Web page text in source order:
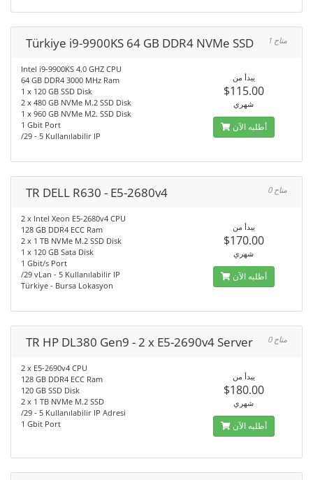
Türkiye i9-9900KS 64 GB DDR4 NVMe SSD 1 متاح
Intel i9-9900KS 4.0 GHZ CPU
64 GB DDR4 3000 MHz Ram
1 x 120 GB SSD Disk
2 x 480 GB NVMe M.2 SSD Disk
1 x 960 GB NVMe M2. SSD Disk
1 Gbit Port
/29 - 5 Kullanılabilir IP
يبدأ من
$115.00
شهري
أطلبه الآن
TR DELL R630 - E5-2680v4 0 متاح
2 x Intel Xeon E5-2680v4 CPU
128 GB DDR4 ECC Ram
2 x 1 TB NVMe M.2 SSD Disk
1 x 120 GB Sata Disk
1 Gbit/s Port
/29 vLan - 5 Kullanılabilir IP
Türkiye - Bursa Lokasyon
يبدأ من
$170.00
شهري
أطلبه الآن
TR HP DL380 Gen9 - 2 x E5-2690v4 Server 0 متاح
2 x E5-2690v4 CPU
128 GB DDR4 ECC Ram
120 GB SSD Disk
2 x 1 TB NVMe M.2 SSD
/29 - 5 Kullanılabilir IP Adresi
1 Gbit Port
يبدأ من
$180.00
شهري
أطلبه الآن